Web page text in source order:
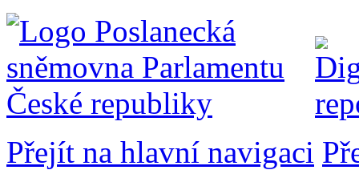
Přejít na hlavní navigaci